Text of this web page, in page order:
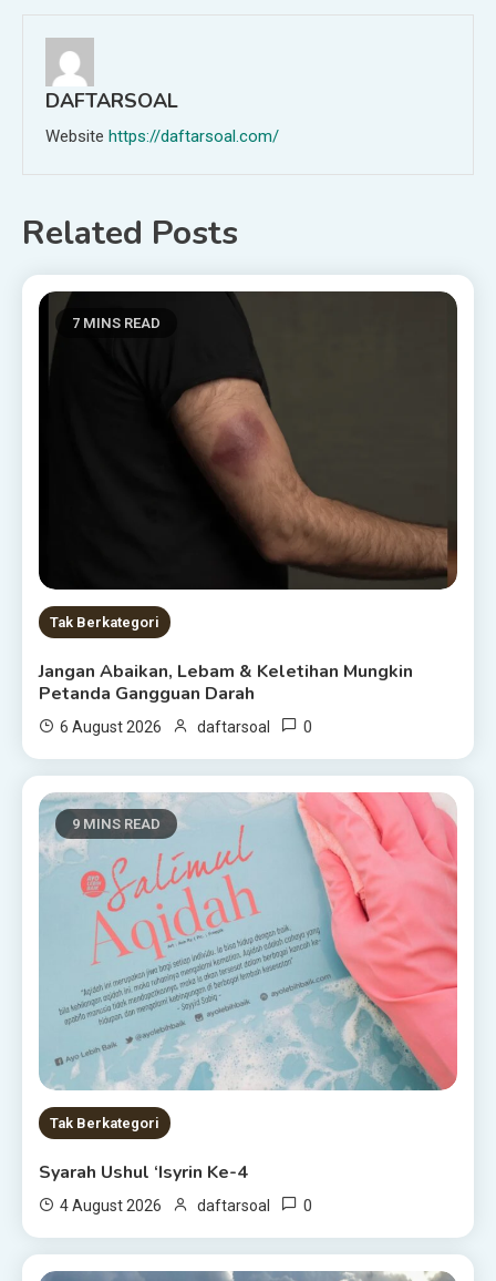
DAFTARSOAL
Website https://daftarsoal.com/
Related Posts
7 MINS READ
Tak Berkategori
Jangan Abaikan, Lebam & Keletihan Mungkin
Petanda Gangguan Darah
6 August 2026 daftarsoal 0
9 MINS READ
Tak Berkategori
Syarah Ushul ‘Isyrin Ke-4
4 August 2026 daftarsoal 0